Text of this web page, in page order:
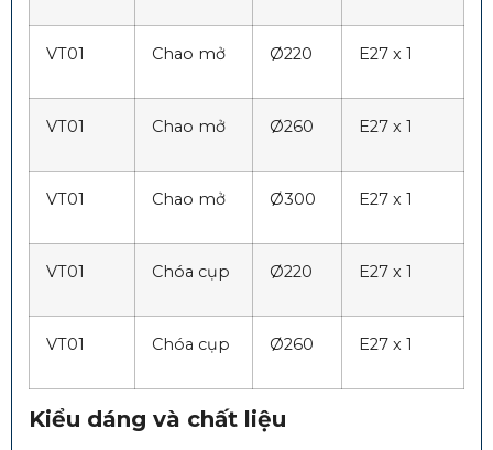
VT01 Chao mở Ø220 E27 x 1
VT01 Chao mở Ø260 E27 x 1
VT01 Chao mở Ø300 E27 x 1
VT01 Chóa cụp Ø220 E27 x 1
VT01 Chóa cụp Ø260 E27 x 1
Kiểu dáng và chất liệu